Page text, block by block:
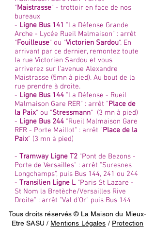
"Maistrasse" - trottoir en face de nos
bureaux
- Ligne Bus 141 "La Défense Grande
Arche - Lycée Rueil Malmaison" : arrêt
"Fouilleuse" ou "Victorien Sardou". En
arrivant par ce dernier, remontez toute
la rue Victorien Sardou et vous
arriverez sur l'avenue Alexandre
Maistrasse (5mn à pied). Au bout de la
rue prendre à droite.
- Ligne Bus 144 "La Défense - Rueil
Malmaison Gare RER" : arrêt "Place de
la Paix" ou "Stressmann" (3 mn à pied)
- Ligne Bus 244 "Rueil Malmaison Gare
RER - Porte Maillot" : arrêt "Place de la
Paix" (3 mn à pied)
- Tramway Ligne T2 "Pont de Bezons -
Porte de Versailles" : arrêt "Suresnes
Longchamps", puis Bus 144, 241 ou 244
- Transilien Ligne L"Paris St Lazare -
St Nom la Bretèche/Versailles Rive
Droite" : arrêt "Val d'Or" puis Bus 144
Tous droits réservés © La Maison du Mieux-
Etre SASU / Mentions Légales / Protection